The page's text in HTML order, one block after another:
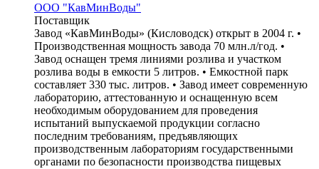
ООО "КавМинВоды"
Поставщик
Завод «КавМинВоды» (Кисловодск) открыт в 2004 г. •
Производственная мощность завода 70 млн.л/год. •
Завод оснащен тремя линиями розлива и участком
розлива воды в емкости 5 литров. • Емкостной парк
составляет 330 тыс. литров. • Завод имеет современную
лабораторию, аттестованную и оснащенную всем
необходимым оборудованием для проведения
испытаний выпускаемой продукции согласно
последним требованиям, предъявляющих
производственным лабораториям государственными
органами по безопасности производства пищевых